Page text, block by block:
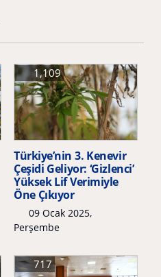
Türkiye’nin 3. Kenevir
Çeşidi Geliyor: ‘Gizlenci’
Yüksek Lif Verimiyle
Öne Çıkıyor
09 Ocak 2025,
Perşembe
1,109
717